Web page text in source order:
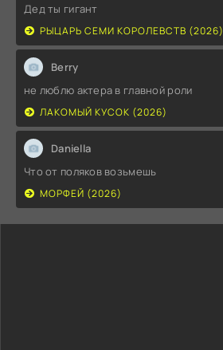
Дед ты гигант
РЫЦАРЬ СЕМИ КОРОЛЕВСТВ (2026)
Berry
не люблю актера в главной роли
ЛАКОМЫЙ КУСОК (2026)
Daniella
Что от поляков возьмешь
МОРФЕЙ (2026)